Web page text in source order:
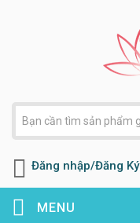
Đăng nhập/Đăng Ký
MENU